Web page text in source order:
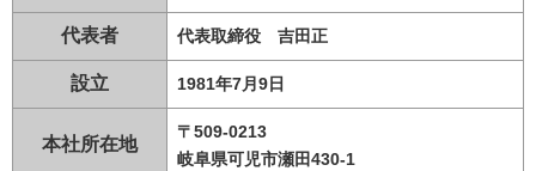
代表者 代表取締役 吉田正
設立 1981年7月9日
本社所在地
〒509-0213
岐阜県可児市瀬田430-1